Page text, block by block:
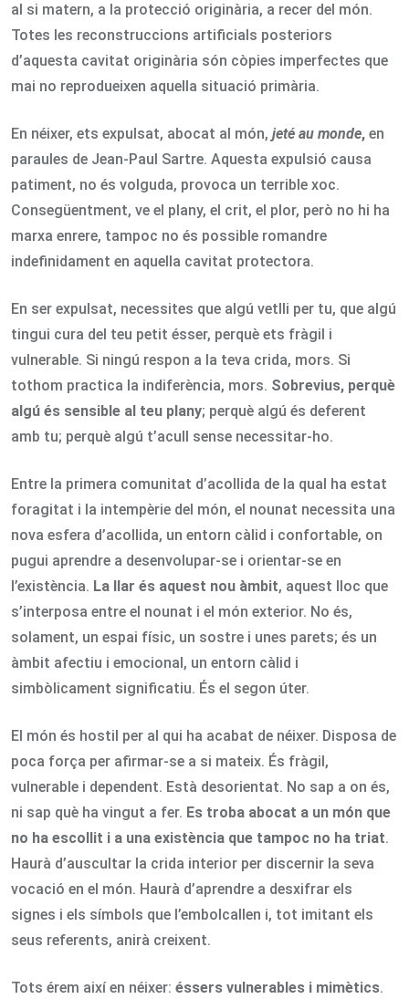
al si matern, a la protecció originària, a recer del món.
Totes les reconstruccions artificials posteriors
d’aquesta cavitat originària són còpies imperfectes que
mai no reprodueixen aquella situació primària.
En néixer, ets expulsat, abocat al món, jeté au monde, en
paraules de Jean-Paul Sartre. Aquesta expulsió causa
patiment, no és volguda, provoca un terrible xoc.
Consegüentment, ve el plany, el crit, el plor, però no hi ha
marxa enrere, tampoc no és possible romandre
indefinidament en aquella cavitat protectora.
En ser expulsat, necessites que algú vetlli per tu, que algú
tingui cura del teu petit ésser, perquè ets fràgil i
vulnerable. Si ningú respon a la teva crida, mors. Si
tothom practica la indiferència, mors. Sobrevius, perquè
algú és sensible al teu plany; perquè algú és deferent
amb tu; perquè algú t’acull sense necessitar-ho.
Entre la primera comunitat d’acollida de la qual ha estat
foragitat i la intempèrie del món, el nounat necessita una
nova esfera d’acollida, un entorn càlid i confortable, on
pugui aprendre a desenvolupar-se i orientar-se en
l’existència. La llar és aquest nou àmbit, aquest lloc que
s’interposa entre el nounat i el món exterior. No és,
solament, un espai físic, un sostre i unes parets; és un
àmbit afectiu i emocional, un entorn càlid i
simbòlicament significatiu. És el segon úter.
El món és hostil per al qui ha acabat de néixer. Disposa de
poca força per afirmar-se a si mateix. És fràgil,
vulnerable i dependent. Està desorientat. No sap a on és,
ni sap què ha vingut a fer. Es troba abocat a un món que
no ha escollit i a una existència que tampoc no ha triat.
Haurà d’auscultar la crida interior per discernir la seva
vocació en el món. Haurà d’aprendre a desxifrar els
signes i els símbols que l’embolcallen i, tot imitant els
seus referents, anirà creixent.
Tots érem així en néixer: éssers vulnerables i mimètics.